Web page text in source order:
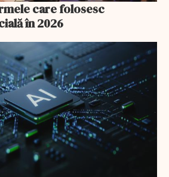
care folosesc
în 2026